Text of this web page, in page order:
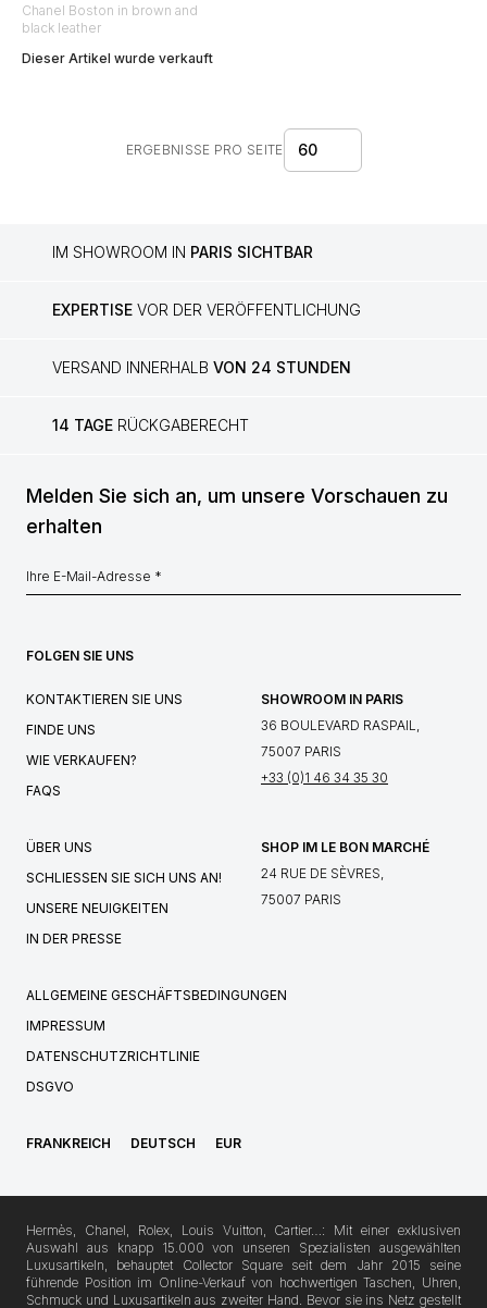
Chanel Boston in brown and
black leather
Dieser Artikel wurde verkauft
ERGEBNISSE PRO SEITE 60
IM SHOWROOM IN PARIS SICHTBAR
EXPERTISE VOR DER VERÖFFENTLICHUNG
VERSAND INNERHALB VON 24 STUNDEN
14 TAGE RÜCKGABERECHT
Melden Sie sich an, um unsere Vorschauen zu
erhalten
FOLGEN SIE UNS
KONTAKTIEREN SIE UNS
FINDE UNS
WIE VERKAUFEN?
FAQS
SHOWROOM IN PARIS
36 BOULEVARD RASPAIL,
75007 PARIS
+33 (0)1 46 34 35 30
ÜBER UNS
SCHLIESSEN SIE SICH UNS AN!
UNSERE NEUIGKEITEN
IN DER PRESSE
SHOP IM LE BON MARCHÉ
24 RUE DE SÈVRES,
75007 PARIS
ALLGEMEINE GESCHÄFTSBEDINGUNGEN
IMPRESSUM
DATENSCHUTZRICHTLINIE
DSGVO
FRANKREICH DEUTSCH EUR
Hermès, Chanel, Rolex, Louis Vuitton, Cartier…: Mit einer exklusiven
Auswahl aus knapp 15.000 von unseren Spezialisten ausgewählten
Luxusartikeln, behauptet Collector Square seit dem Jahr 2015 seine
führende Position im Online-Verkauf von hochwertigen Taschen, Uhren,
Schmuck und Luxusartikeln aus zweiter Hand. Bevor sie ins Netz gestellt